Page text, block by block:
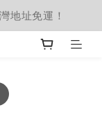
地址免運！